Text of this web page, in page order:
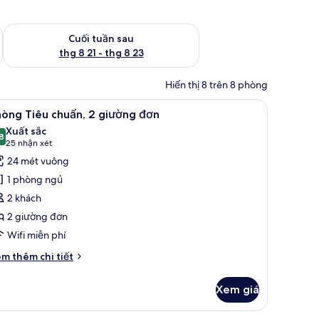
8 14 - thg 8 16
Cuối tuần sau
thg 8 21 - thg 8 23
Kiểm tra lượng phòng cuối tuần tới từ thg 8 21 - thg 8 23
Hiển thị 8 trên 8 phòng
tại phòng, màn/rèm cản sángPhòng Tiêu chuẩn, 2 giường đơn | Bộ đồ
7 Tiêu chuẩn, 2 giường đơn
trên 10
Xuất sắc
25 nhận xét
(25
nhận
xét)
24 mét vuông
1 phòng ngủ
2 khách
2 giường đơn
Wifi miễn phí
thêm chi tiết
Xem giá